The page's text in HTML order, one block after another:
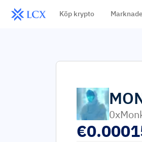
Köp krypto
€